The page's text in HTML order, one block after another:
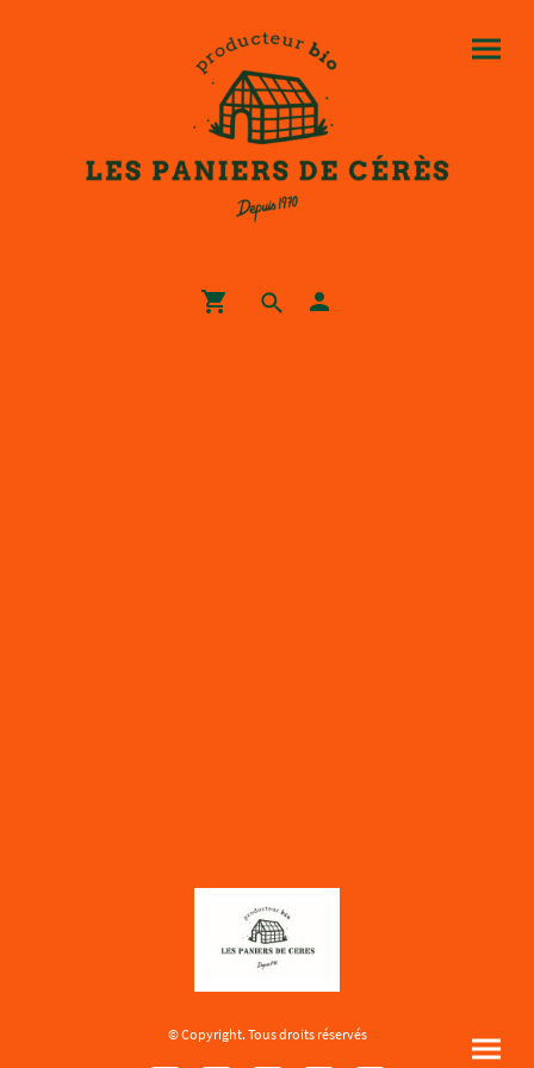
© Copyright. Tous droits réservés